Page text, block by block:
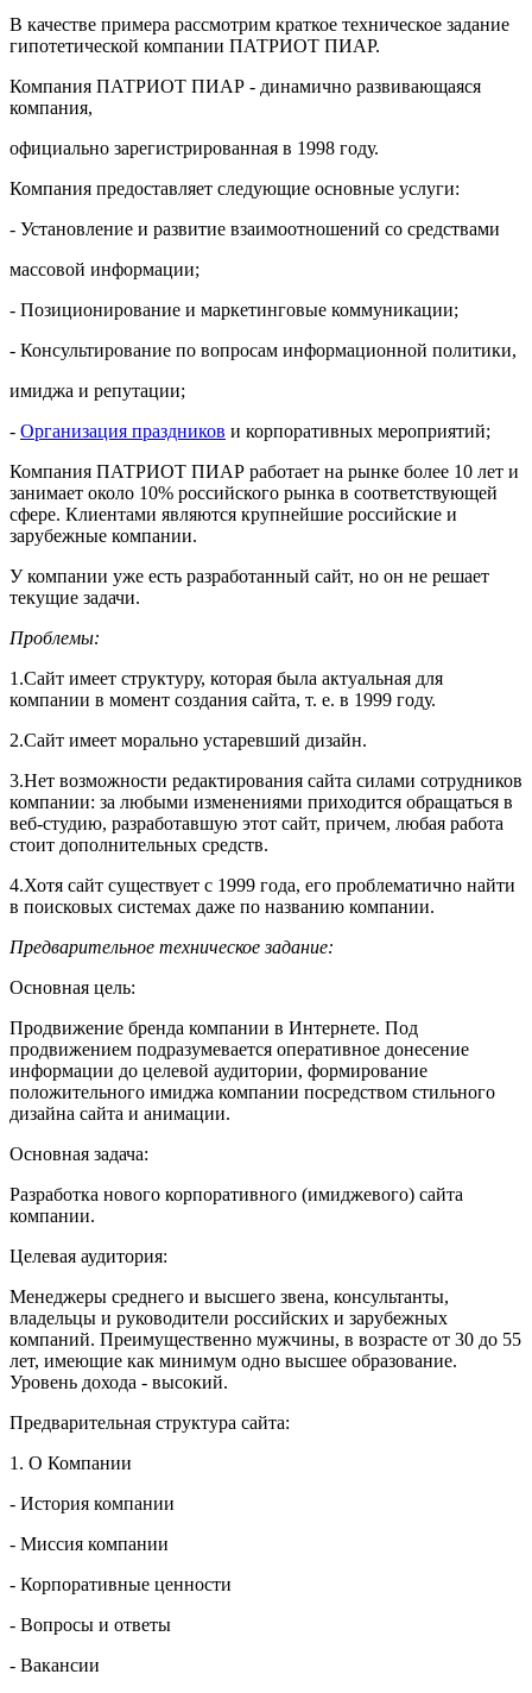
В качестве примера рассмотрим краткое техническое задание
гипотетической компании ПАТРИОТ ПИАР.
Компания ПАТРИОТ ПИАР - динамично развивающаяся
компания,
официально зарегистрированная в 1998 году.
Компания предоставляет следующие основные услуги:
- Установление и развитие взаимоотношений со средствами
массовой информации;
- Позиционирование и маркетинговые коммуникации;
- Консультирование по вопросам информационной политики,
имиджа и репутации;
- Организация праздников и корпоративных мероприятий;
Компания ПАТРИОТ ПИАР работает на рынке более 10 лет и
занимает около 10% российского рынка в соответствующей
сфере. Клиентами являются крупнейшие российские и
зарубежные компании.
У компании уже есть разработанный сайт, но он не решает
текущие задачи.
Проблемы:
1.Сайт имеет структуру, которая была актуальная для
компании в момент создания сайта, т. е. в 1999 году.
2.Сайт имеет морально устаревший дизайн.
3.Нет возможности редактирования сайта силами сотрудников
компании: за любыми изменениями приходится обращаться в
веб-студию, разработавшую этот сайт, причем, любая работа
стоит дополнительных средств.
4.Хотя сайт существует с 1999 года, его проблематично найти
в поисковых системах даже по названию компании.
Предварительное техническое задание:
Основная цель:
Продвижение бренда компании в Интернете. Под
продвижением подразумевается оперативное донесение
информации до целевой аудитории, формирование
положительного имиджа компании посредством стильного
дизайна сайта и анимации.
Основная задача:
Разработка нового корпоративного (имиджевого) сайта
компании.
Целевая аудитория:
Менеджеры среднего и высшего звена, консультанты,
владельцы и руководители российских и зарубежных
компаний. Преимущественно мужчины, в возрасте от 30 до 55
лет, имеющие как минимум одно высшее образование.
Уровень дохода - высокий.
Предварительная структура сайта:
1. О Компании
- История компании
- Миссия компании
- Корпоративные ценности
- Вопросы и ответы
- Вакансии